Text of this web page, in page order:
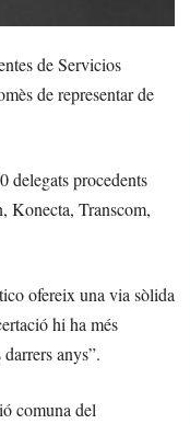
de Servicios
de representar de
delegats procedents
Konecta, Transcom,
ofereix una via sòlida
hi ha més
anys”.
comuna del